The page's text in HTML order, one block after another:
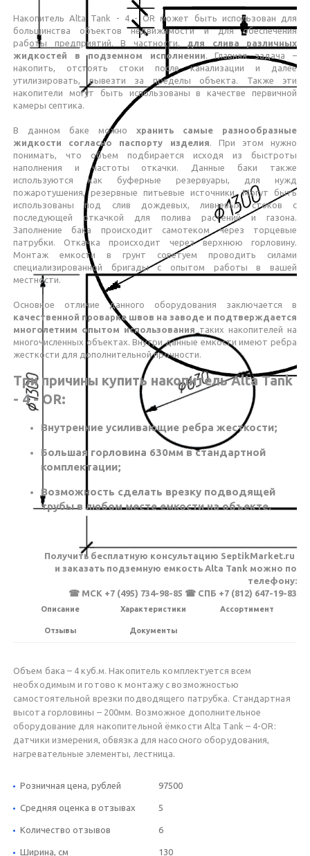
Накопитель Alta Tank - 4 - OR может быть использован для
большинства объектов недвижимости и для обеспечения
работы предприятий. В частности, для слива различных
жидкостей в подземном исполнении. Главная задача –
накопить, отстоять стоки после канализации и далее
утилизировать, вывезти за пределы объекта. Также эти
накопители могут быть использованы в качестве первичной
камеры септика.
В данном баке можно хранить самые разнообразные
жидкости согласно паспорту изделия. При этом нужно
понимать, что объем подбирается исходя из быстроты
наполнения и частоты откачки. Данные баки также
используются как буферные резервуары, для нужд
пожаротушения, резервные питьевые источники. Могут быть
использованы под слив дождевых, ливневых стоков с
последующей откачкой для полива растений и газона.
Заполнение бака происходит самотеком через торцевые
патрубки. Откачка происходит через верхнюю горловину.
Монтаж емкости в грунт советуем проводить силами
специализированной бригады с опытом работы в вашей
местности.
Основное отличие данного оборудования заключается в
качественной проварке швов на заводе и подтверждается
многолетним опытом использования таких накопителей на
многочисленных объектах. Внутри данные емкости имеют ребра
жесткости для дополнительной прочности.
Три причины купить накопитель Alta Tank
- 4 - OR:
Внутренние усиливающие ребра жесткости;
Большая горловина 630мм в стандартной
комплектации;
Возможность сделать врезку подводящей
трубы в любом месте емкости на объекте.
Получить бесплатную консультацию SeptikMarket.ru
и заказать подземную емкость Alta Tank можно по
телефону:
☎ МСК +7 (495) 734-98-85 ☎ СПБ +7 (812) 647-19-83
Описание Характеристики Ассортимент
Отзывы Документы
Объем бака – 4 куб.м. Накопитель комплектуется всем
необходимым и готово к монтажу с возможностью
самостоятельной врезки подводящего патрубка. Стандартная
высота горловины – 200мм. Возможное дополнительное
оборудование для накопительной ёмкости Alta Tank – 4-OR:
датчики измерения, обвязка для насосного оборудования,
нагревательные элементы, лестница.
Розничная цена, рублей 97500
Средняя оценка в отзывах 5
Количество отзывов 6
Ширина, см 130